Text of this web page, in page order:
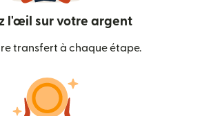
l'œil sur votre argent
transfert à chaque étape.